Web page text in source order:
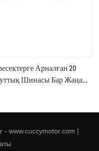
Арналған 20
Шинасы Бар Жаңа
- www.cuccymotor.com |